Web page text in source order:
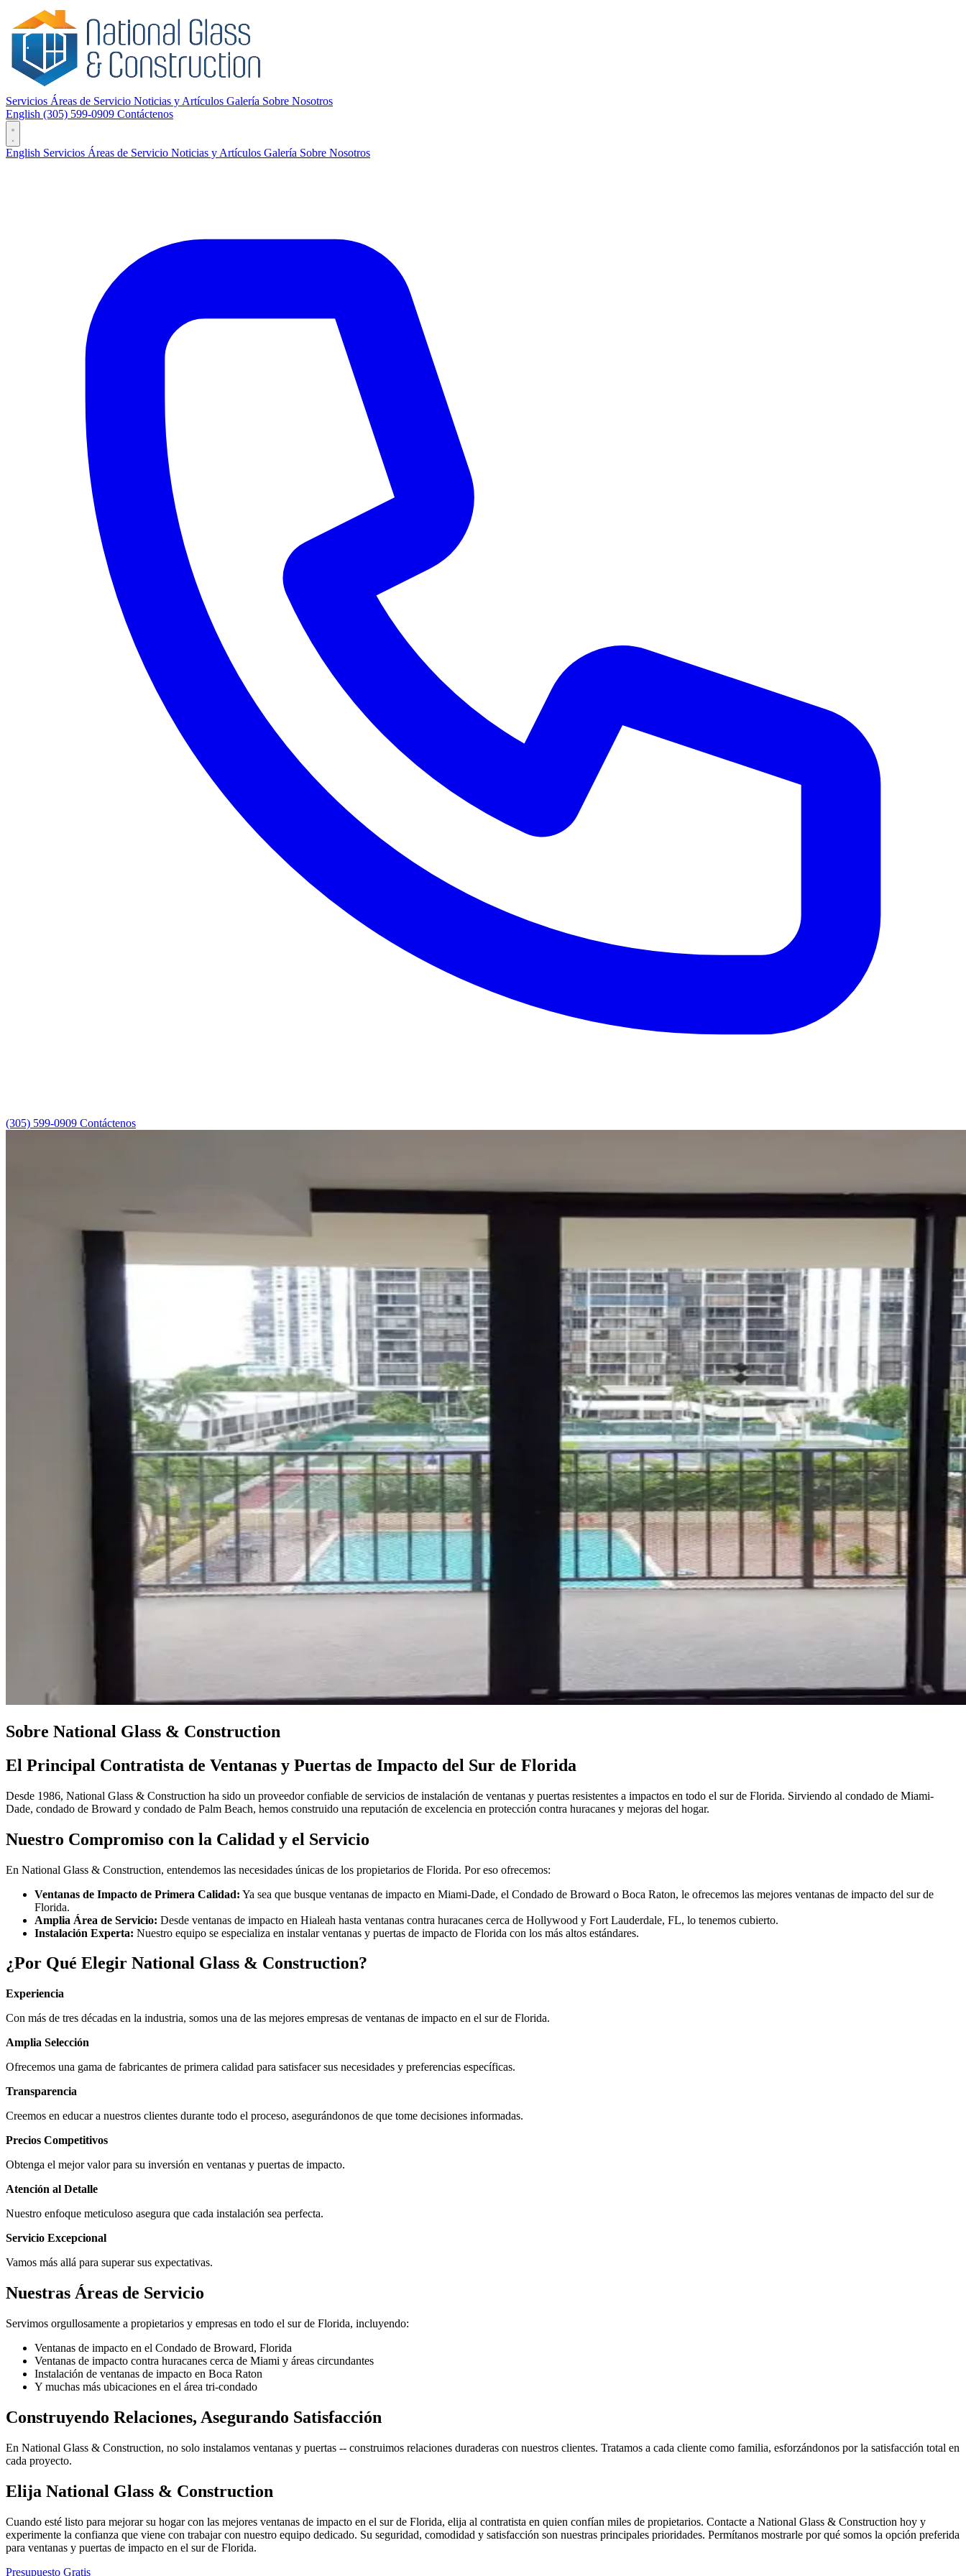
Servicios Áreas de Servicio Noticias y Artículos Galería Sobre Nosotros
English (305) 599-0909 Contáctenos
English Servicios Áreas de Servicio Noticias y Artículos Galería Sobre Nosotros
(305) 599-0909 Contáctenos
Sobre National Glass & Construction
El Principal Contratista de Ventanas y Puertas de Impacto del Sur de Florida
Desde 1986, National Glass & Construction ha sido un proveedor confiable de servicios de instalación de ventanas y puertas resistentes a impactos en todo el sur de Florida. Sirviendo al condado de Miami-
Dade, condado de Broward y condado de Palm Beach, hemos construido una reputación de excelencia en protección contra huracanes y mejoras del hogar.
Nuestro Compromiso con la Calidad y el Servicio
En National Glass & Construction, entendemos las necesidades únicas de los propietarios de Florida. Por eso ofrecemos:
Ventanas de Impacto de Primera Calidad: Ya sea que busque ventanas de impacto en Miami-Dade, el Condado de Broward o Boca Raton, le ofrecemos las mejores ventanas de impacto del sur de
Florida.
Amplia Área de Servicio: Desde ventanas de impacto en Hialeah hasta ventanas contra huracanes cerca de Hollywood y Fort Lauderdale, FL, lo tenemos cubierto.
Instalación Experta: Nuestro equipo se especializa en instalar ventanas y puertas de impacto de Florida con los más altos estándares.
¿Por Qué Elegir National Glass & Construction?
Experiencia
Con más de tres décadas en la industria, somos una de las mejores empresas de ventanas de impacto en el sur de Florida.
Amplia Selección
Ofrecemos una gama de fabricantes de primera calidad para satisfacer sus necesidades y preferencias específicas.
Transparencia
Creemos en educar a nuestros clientes durante todo el proceso, asegurándonos de que tome decisiones informadas.
Precios Competitivos
Obtenga el mejor valor para su inversión en ventanas y puertas de impacto.
Atención al Detalle
Nuestro enfoque meticuloso asegura que cada instalación sea perfecta.
Servicio Excepcional
Vamos más allá para superar sus expectativas.
Nuestras Áreas de Servicio
Servimos orgullosamente a propietarios y empresas en todo el sur de Florida, incluyendo:
Ventanas de impacto en el Condado de Broward, Florida
Ventanas de impacto contra huracanes cerca de Miami y áreas circundantes
Instalación de ventanas de impacto en Boca Raton
Y muchas más ubicaciones en el área tri-condado
Construyendo Relaciones, Asegurando Satisfacción
En National Glass & Construction, no solo instalamos ventanas y puertas -- construimos relaciones duraderas con nuestros clientes. Tratamos a cada cliente como familia, esforzándonos por la satisfacción total en
cada proyecto.
Elija National Glass & Construction
Cuando esté listo para mejorar su hogar con las mejores ventanas de impacto en el sur de Florida, elija al contratista en quien confían miles de propietarios. Contacte a National Glass & Construction hoy y
experimente la confianza que viene con trabajar con nuestro equipo dedicado. Su seguridad, comodidad y satisfacción son nuestras principales prioridades. Permítanos mostrarle por qué somos la opción preferida
para ventanas y puertas de impacto en el sur de Florida.
Presupuesto Gratis